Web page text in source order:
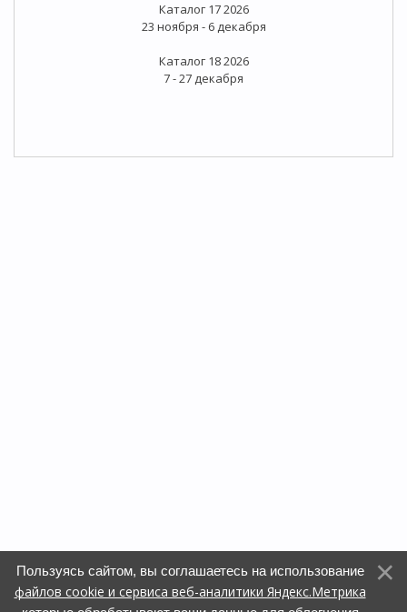
Каталог 17 2026
23 ноября - 6 декабря
Каталог 18 2026
7 - 27 декабря
Пользуясь сайтом, вы соглашаетесь на использование
файлов cookie и сервиса веб-аналитики Яндекс.Метрика